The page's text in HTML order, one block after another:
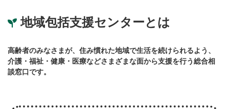
地域包括支援センターとは
高齢者のみなさまが、住み慣れた地域で生活を続けられるよう、
介護・福祉・健康・医療などさまざまな面から支援を行う総合相
談窓口です。